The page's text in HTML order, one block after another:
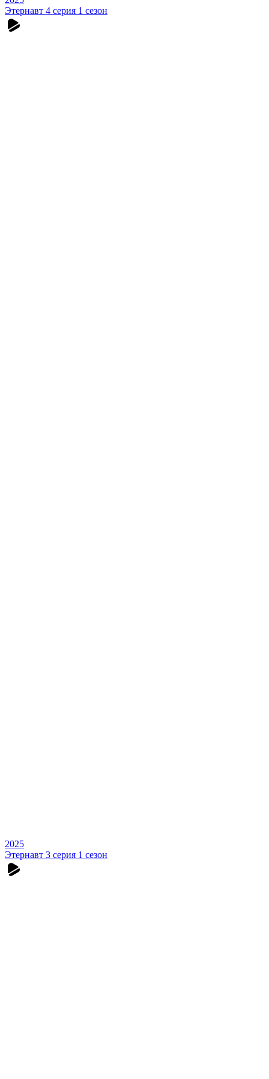
Этернавт 4 серия 1 сезон
2025
Этернавт 3 серия 1 сезон